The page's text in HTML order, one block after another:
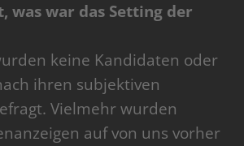
was war das Setting der
keine Kandidaten oder
ihren subjektiven
Vielmehr wurden
auf von uns vorher